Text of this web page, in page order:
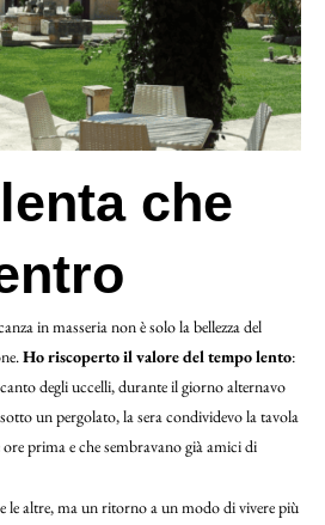
che
in masseria non è solo la bellezza del
Ho riscoperto il valore del tempo lento:
degli uccelli, durante il giorno alternavo
un pergolato, la sera condividevo la tavola
prima e che sembravano già amici di
le altre, ma un ritorno a un modo di vivere più